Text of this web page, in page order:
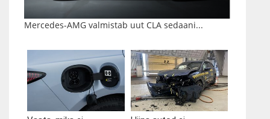
Mercedes-AMG valmistab uut CLA sedaani...